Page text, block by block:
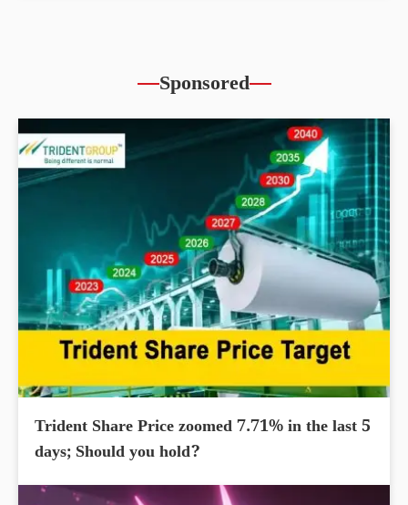
Sponsored
Trident Share Price zoomed 7.71% in the last 5
days; Should you hold?